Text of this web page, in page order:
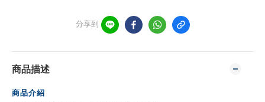
分享到
商品描述
商品介紹